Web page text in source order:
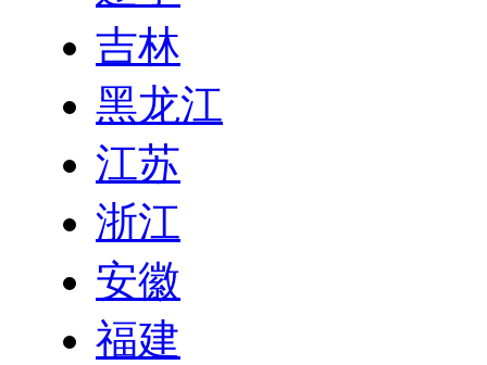
吉林
黑龙江
江苏
浙江
安徽
福建